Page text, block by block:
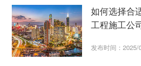
如何选择合
工程施工公
发布时间：2025/